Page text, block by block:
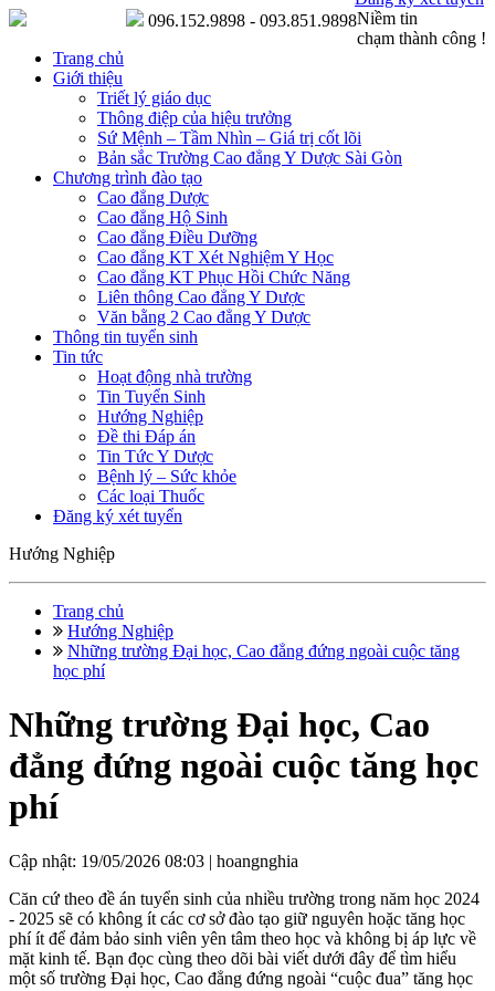
Niềm tin
chạm thành công !
096.152.9898 - 093.851.9898
Trang chủ
Giới thiệu
Triết lý giáo dục
Thông điệp của hiệu trưởng
Sứ Mệnh – Tầm Nhìn – Giá trị cốt lõi
Bản sắc Trường Cao đẳng Y Dược Sài Gòn
Chương trình đào tạo
Cao đẳng Dược
Cao đẳng Hộ Sinh
Cao đẳng Điều Dưỡng
Cao đẳng KT Xét Nghiệm Y Học
Cao đẳng KT Phục Hồi Chức Năng
Liên thông Cao đẳng Y Dược
Văn bằng 2 Cao đẳng Y Dược
Thông tin tuyển sinh
Tin tức
Hoạt động nhà trường
Tin Tuyển Sinh
Hướng Nghiệp
Đề thi Đáp án
Tin Tức Y Dược
Bệnh lý – Sức khỏe
Các loại Thuốc
Đăng ký xét tuyển
Hướng Nghiệp
Trang chủ
Hướng Nghiệp
Những trường Đại học, Cao đẳng đứng ngoài cuộc tăng
học phí
Những trường Đại học, Cao
đẳng đứng ngoài cuộc tăng học
phí
Cập nhật: 19/05/2026 08:03 | hoangnghia
Căn cứ theo đề án tuyển sinh của nhiều trường trong năm học 2024
- 2025 sẽ có không ít các cơ sở đào tạo giữ nguyên hoặc tăng học
phí ít để đảm bảo sinh viên yên tâm theo học và không bị áp lực về
mặt kinh tế. Bạn đọc cùng theo dõi bài viết dưới đây để tìm hiểu
một số trường Đại học, Cao đẳng đứng ngoài “cuộc đua” tăng học